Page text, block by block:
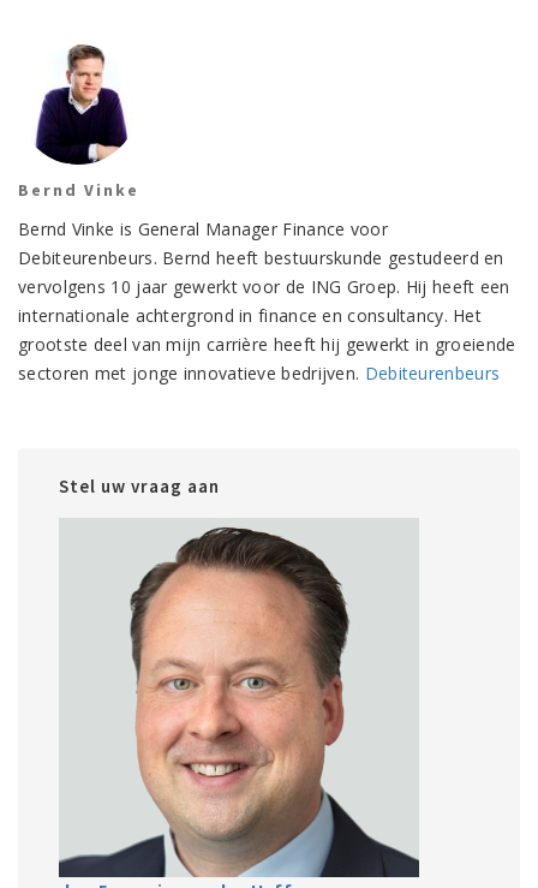
Bernd Vinke
Bernd Vinke is General Manager Finance voor
Debiteurenbeurs. Bernd heeft bestuurskunde gestudeerd en
vervolgens 10 jaar gewerkt voor de ING Groep. Hij heeft een
internationale achtergrond in finance en consultancy. Het
grootste deel van mijn carrière heeft hij gewerkt in groeiende
sectoren met jonge innovatieve bedrijven. Debiteurenbeurs
Stel uw vraag aan